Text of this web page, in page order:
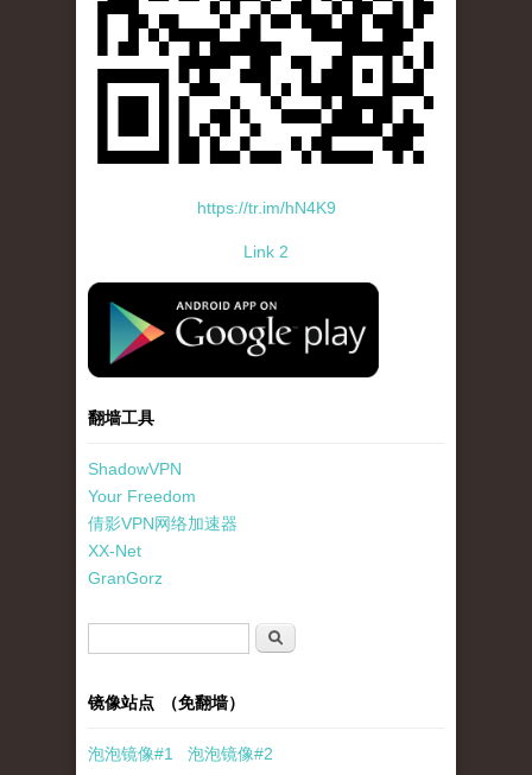
https://tr.im/hN4K9
Link 2
standard-icon-googleplay-app-store.png
翻墙工具
ShadowVPN
Your Freedom
倩影VPN网络加速器
XX-Net
GranGorz
搜索
镜像站点 （免翻墙）
泡泡镜像#1 泡泡镜像#2